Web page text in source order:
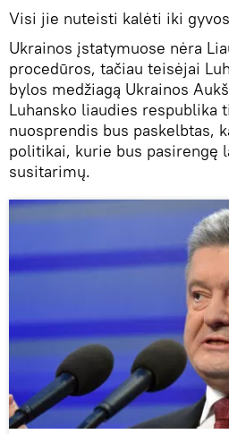
Visi jie nuteisti kalėti iki
Ukrainos įstatymuose nėra
procedūros, tačiau teisėjai
bylos medžiagą Ukrainos
Luhansko liaudies respublika
nuosprendis bus paskelbtas,
politikai, kurie bus pasirengę
susitarimų.